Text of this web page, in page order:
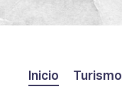
Inicio Turismo